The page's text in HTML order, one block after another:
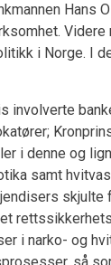
Hans
i Norge. I
involverte
i denne og
samt
skjulte
i narko- og